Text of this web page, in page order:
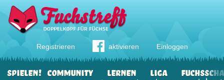
Registrieren aktivieren Einloggen
Community Lernen Liga
Spielen!